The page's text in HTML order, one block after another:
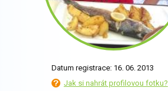
Datum registrace: 16. 06. 2013
Jak si nahrát profilovou fotku?